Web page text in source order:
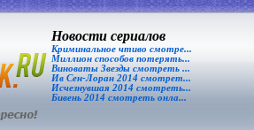
Новости сериалов
Криминальное чтиво смотре...
Миллион способов потерять...
Виноваты Звезды смотреть ...
Ив Сен-Лоран 2014 смотрет...
Исчезнувшая 2014 смотреть...
Бивень 2014 смотреть онла...